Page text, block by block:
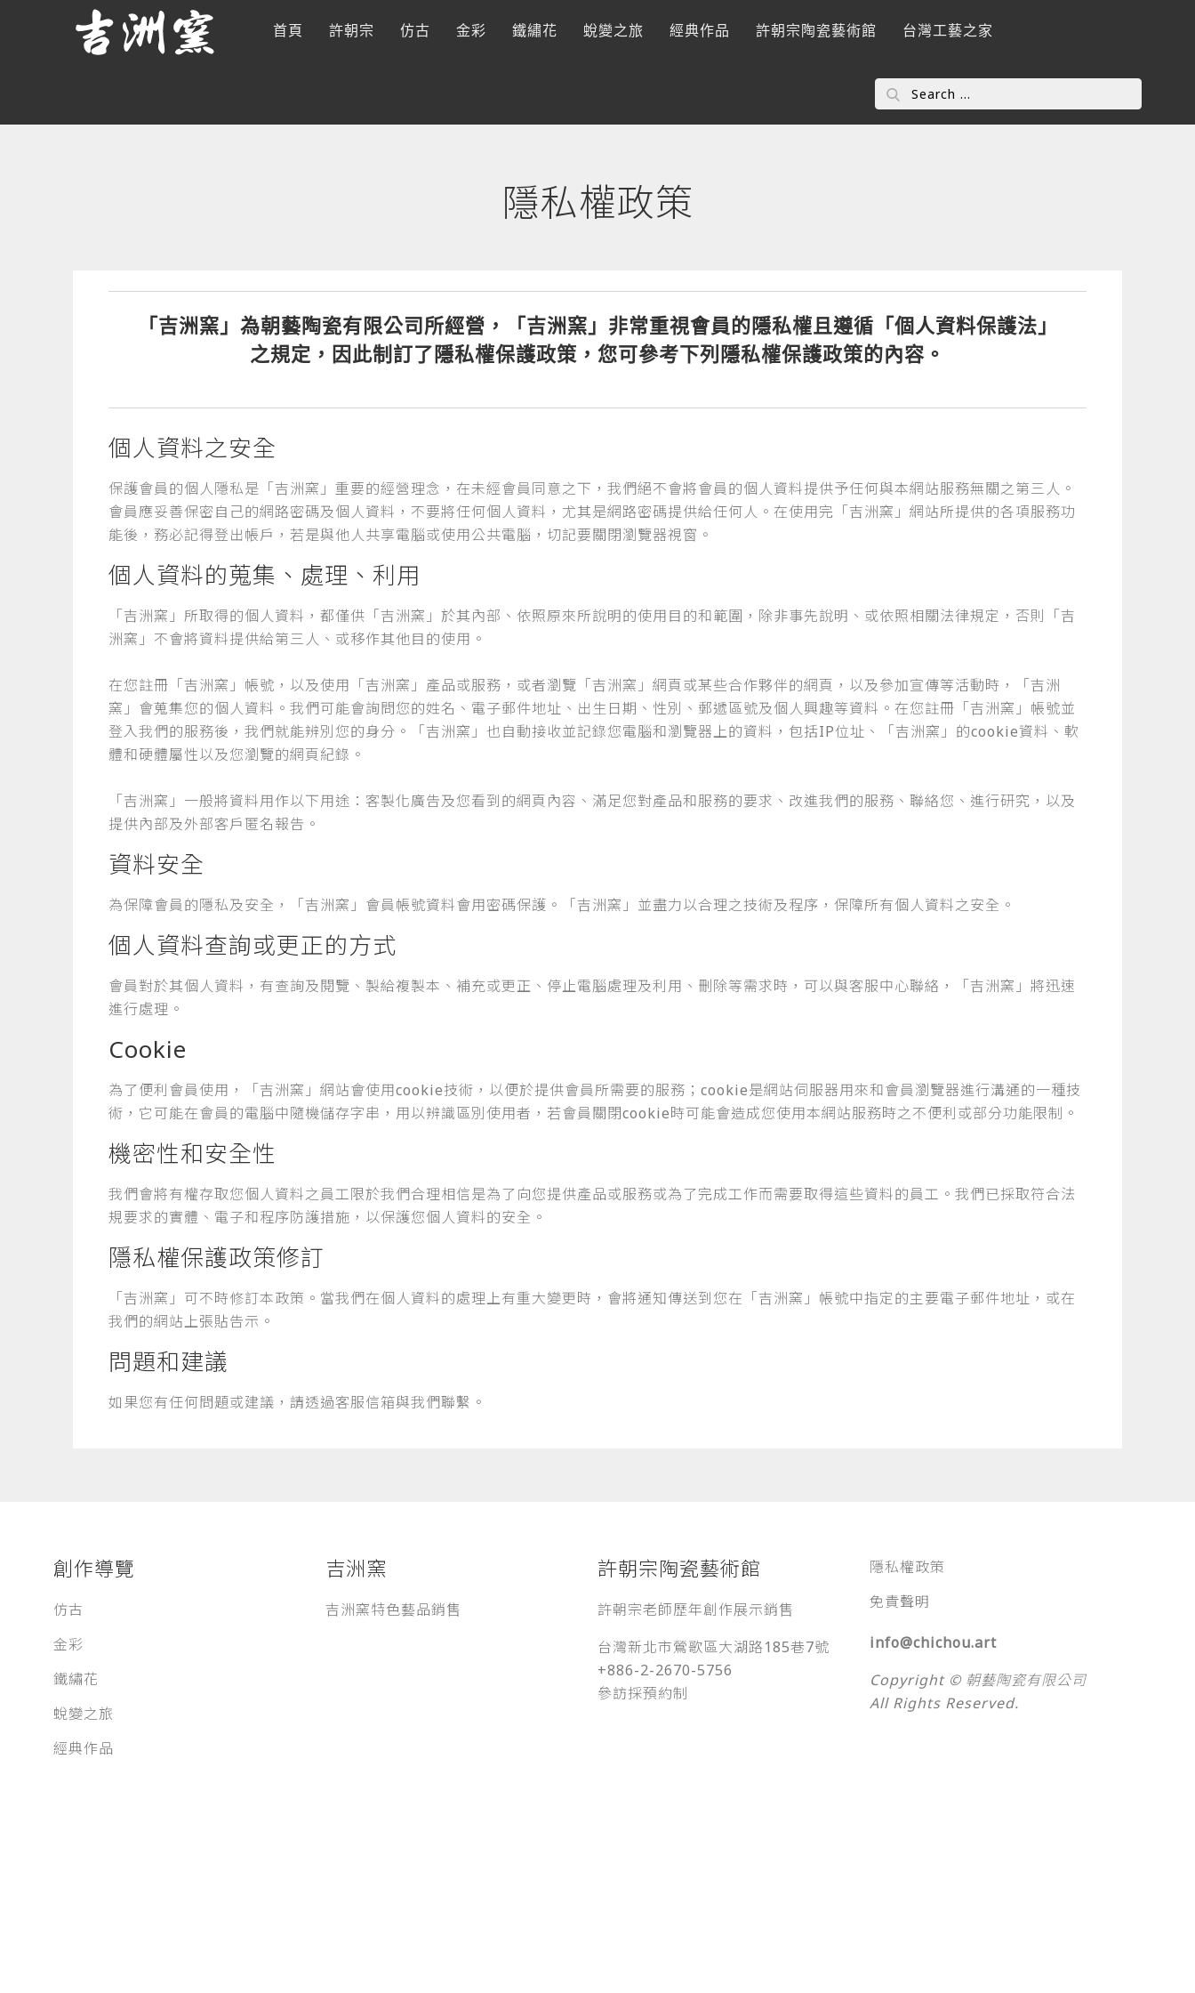
首頁 許朝宗 仿古 金彩 鐵繡花 蛻變之旅 經典作品 許朝宗陶瓷藝術館 台灣工藝之家
Search
for:
隱私權政策
「吉洲窯」為朝藝陶瓷有限公司所經營，「吉洲窯」非常重視會員的隱私權且遵循「個人資料保護法」
之規定，因此制訂了隱私權保護政策，您可參考下列隱私權保護政策的內容。
個人資料之安全
保護會員的個人隱私是「吉洲窯」重要的經營理念，在未經會員同意之下，我們絕不會將會員的個人資料提供予任何與本網站服務無關之第三人。
會員應妥善保密自己的網路密碼及個人資料，不要將任何個人資料，尤其是網路密碼提供給任何人。在使用完「吉洲窯」網站所提供的各項服務功
能後，務必記得登出帳戶，若是與他人共享電腦或使用公共電腦，切記要關閉瀏覽器視窗。
個人資料的蒐集、處理、利用
「吉洲窯」所取得的個人資料，都僅供「吉洲窯」於其內部、依照原來所說明的使用目的和範圍，除非事先說明、或依照相關法律規定，否則「吉
洲窯」不會將資料提供給第三人、或移作其他目的使用。
在您註冊「吉洲窯」帳號，以及使用「吉洲窯」產品或服務，或者瀏覽「吉洲窯」網頁或某些合作夥伴的網頁，以及參加宣傳等活動時，「吉洲
窯」會蒐集您的個人資料。我們可能會詢問您的姓名、電子郵件地址、出生日期、性別、郵遞區號及個人興趣等資料。在您註冊「吉洲窯」帳號並
登入我們的服務後，我們就能辨別您的身分。「吉洲窯」也自動接收並記錄您電腦和瀏覽器上的資料，包括IP位址、「吉洲窯」的cookie資料、軟
體和硬體屬性以及您瀏覽的網頁紀錄。
「吉洲窯」一般將資料用作以下用途：客製化廣告及您看到的網頁內容、滿足您對產品和服務的要求、改進我們的服務、聯絡您、進行研究，以及
提供內部及外部客戶匿名報告。
資料安全
為保障會員的隱私及安全，「吉洲窯」會員帳號資料會用密碼保護。「吉洲窯」並盡力以合理之技術及程序，保障所有個人資料之安全。
個人資料查詢或更正的方式
會員對於其個人資料，有查詢及閱覽、製給複製本、補充或更正、停止電腦處理及利用、刪除等需求時，可以與客服中心聯絡，「吉洲窯」將迅速
進行處理。
Cookie
為了便利會員使用，「吉洲窯」網站會使用cookie技術，以便於提供會員所需要的服務；cookie是網站伺服器用來和會員瀏覽器進行溝通的一種技
術，它可能在會員的電腦中隨機儲存字串，用以辨識區別使用者，若會員關閉cookie時可能會造成您使用本網站服務時之不便利或部分功能限制。
機密性和安全性
我們會將有權存取您個人資料之員工限於我們合理相信是為了向您提供產品或服務或為了完成工作而需要取得這些資料的員工。我們已採取符合法
規要求的實體、電子和程序防護措施，以保護您個人資料的安全。
隱私權保護政策修訂
「吉洲窯」可不時修訂本政策。當我們在個人資料的處理上有重大變更時，會將通知傳送到您在「吉洲窯」帳號中指定的主要電子郵件地址，或在
我們的網站上張貼告示。
問題和建議
如果您有任何問題或建議，請透過客服信箱與我們聯繫。
創作導覽
仿古
金彩
鐵繡花
蛻變之旅
經典作品
吉洲窯
吉洲窯特色藝品銷售
許朝宗陶瓷藝術館
許朝宗老師歷年創作展示銷售
台灣新北市鶯歌區大湖路185巷7號
+886-2-2670-5756
參訪採預約制
隱私權政策
免責聲明
info@chichou.art
Copyright © 朝藝陶瓷有限公司
All Rights Reserved.